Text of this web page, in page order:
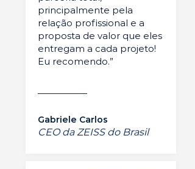
principalmente pela
relação profissional e a
proposta de valor que eles
entregam a cada projeto!
Eu recomendo.”
Gabriele Carlos
CEO da ZEISS do Brasil